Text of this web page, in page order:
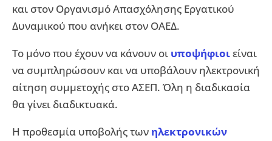
και στον Οργανισμό Απασχόλησης Εργατικού
Δυναμικού που ανήκει στον ΟΑΕΔ.
Το μόνο που έχουν να κάνουν οι υποψήφιοιείναι
να συμπληρώσουν και να υποβάλουν ηλεκτρονική
αίτηση συμμετοχής στο ΑΣΕΠ. Όλη η διαδικασία
θα γίνει διαδικτυακά.
Η προθεσμία υποβολής των ηλεκτρονικών